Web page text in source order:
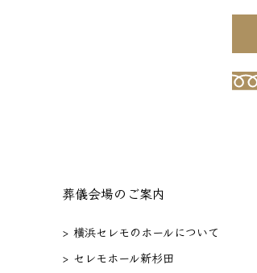
葬儀会場のご案内
> 横浜セレモのホールについて
> セレモホール新杉田